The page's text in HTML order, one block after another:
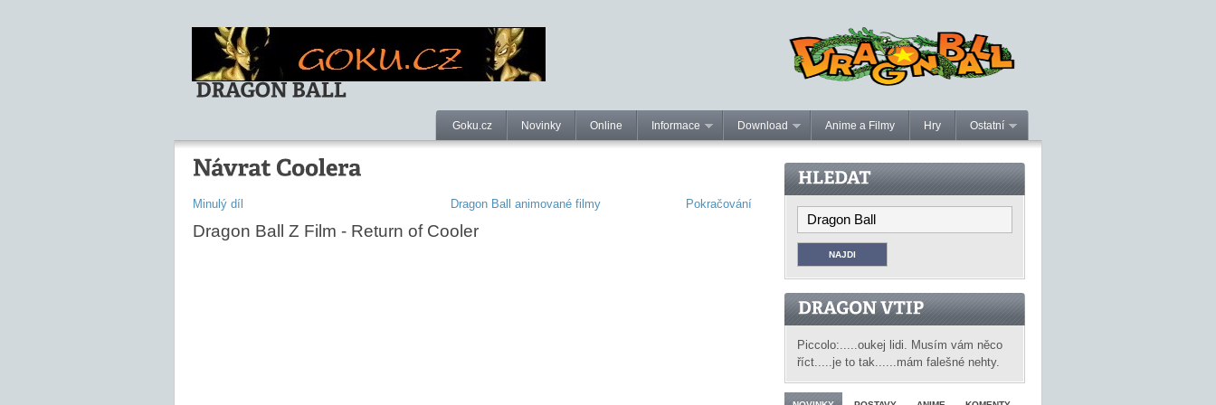
Goku.cz Novinky Online Informace Download Anime a Filmy Hry Ostatní
Minulý díl Dragon Ball animované filmy Pokračování
Dragon Ball Z Film - Return of Cooler
Piccolo:.....oukej lidi. Musím vám něco
říct.....je to tak......mám falešné nehty.